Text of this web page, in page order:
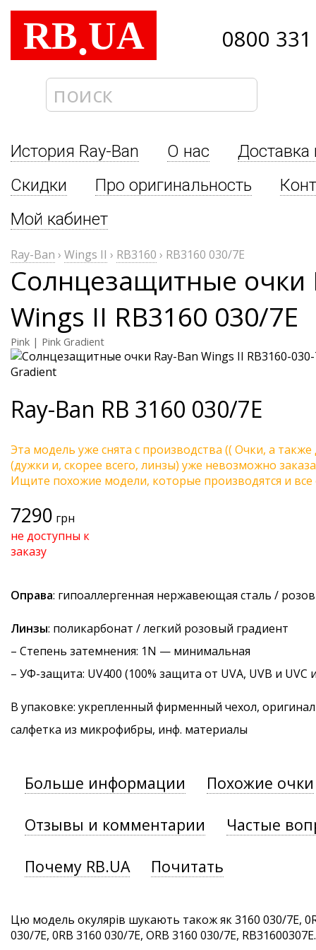
RB.UA 0800
История Ray-Ban О нас
Доставка
Скидки
Про оригинальность
Мой кабинет
Ray-Ban › Wings II › RB3160 › RB3160 030/7E
Солнцезащитные очки
Wings II RB3160 030/7E
Pink | Pink Gradient
Ray-Ban RB 3160 030/7E
Эта модель уже снята с производства (( Очки, а
(дужки и, скорее всего, линзы) уже невозможно
Ищите похожие модели, которые производятся и
7290 грн
не доступны к
заказу
Оправа: гипоаллергенная нержавеющая сталь /
Линзы: поликарбонат / легкий розовый градиент
– Степень затемнения: 1N — минимальная
– УФ-защита: UV400 (100% защита от UVA, UVB и UVC
В упаковке: укрепленный фирменный чехол,
салфетка из микрофибры, инф. материалы
Больше информации Похожие очки
Отзывы и комментарии Частые
Почему RB.UA Почитать
Цю модель окулярів шукають також як 3160 030/7E,
030/7E, 0RB 3160 030/7E, ORB 3160 030/7E,